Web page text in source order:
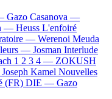
Gazo Casanova —
— Heuss L'enfoiré
— Werenoi Meuda
— Josman Interlude
1 2 3 4 — ZOKUSH
Joseph Kamel Nouvelles
(FR) DIE — Gazo